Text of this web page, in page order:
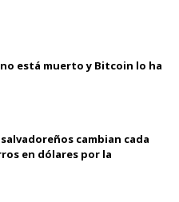
está muerto y Bitcoin lo ha
cambian cada
en dólares por la